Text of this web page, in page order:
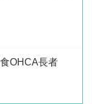
OHCA長者